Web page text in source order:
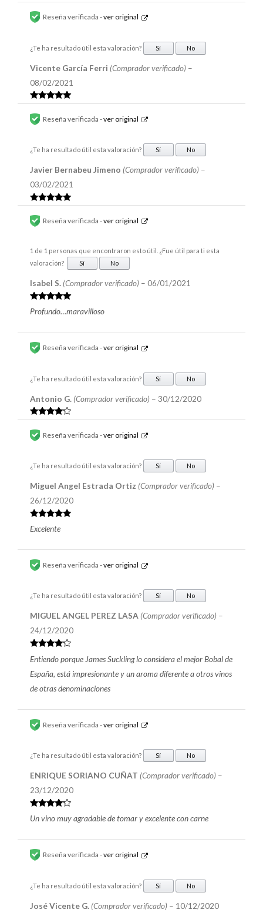
Valorado
en4
Valorado en
5de 5
Vicente García Ferri (Comprador verificado) –
08/02/2021
Reseña verificada -ver original
¿Te ha resultado útil esta valoración? Sí No
5de 5
Javier Bernabeu Jimeno (Comprador verificado) –
03/02/2021
Reseña verificada -ver original
¿Te ha resultado útil esta valoración? Sí No
Valorado en
5 de 5
Isabel S. (Comprador verificado) – 06/01/2021
Reseña verificada -ver original
Profundo…maravilloso
1 de 1 personas que encontraron esto útil. ¿Fue útil para ti esta
valoración?
Sí No
en4
Antonio G. (Comprador verificado) – 30/12/2020
Reseña verificada -ver original
¿Te ha resultado útil esta valoración? Sí No
Valorado en
5de 5
Miguel Angel Estrada Ortiz (Comprador verificado) –
26/12/2020
Reseña verificada -ver original
Excelente
¿Te ha resultado útil esta valoración? Sí No
Valorado
en4de 5
MIGUEL ANGEL PEREZ LASA (Comprador verificado) –
24/12/2020
Reseña verificada -ver original
Entiendo porque James Suckling lo considera el mejor Bobal de
España, está impresionante y un aroma diferente a otros vinos
de otras denominaciones
¿Te ha resultado útil esta valoración? Sí No
Valorado
en 4de 5
ENRIQUE SORIANO CUÑAT (Comprador verificado) –
23/12/2020
Reseña verificada -ver original
Un vino muy agradable de tomar y excelente con carne
¿Te ha resultado útil esta valoración? Sí No
José Vicente G. (Comprador verificado) – 10/12/2020
Reseña verificada -ver original
¿Te ha resultado útil esta valoración? Sí No